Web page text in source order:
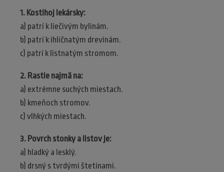
1. Kostihoj lekársky:
a) patrí k liečivým bylinám.
b) patrí k ihličnatým drevinám.
c) patrí k listnatým stromom.
2. Rastie najmä na:
a) extrémne suchých miestach.
b) kmeňoch stromov.
c) vlhkých miestach.
3. Povrch stonky a listov je:
a) hladký a lesklý.
b) drsný s tvrdými štetinami.